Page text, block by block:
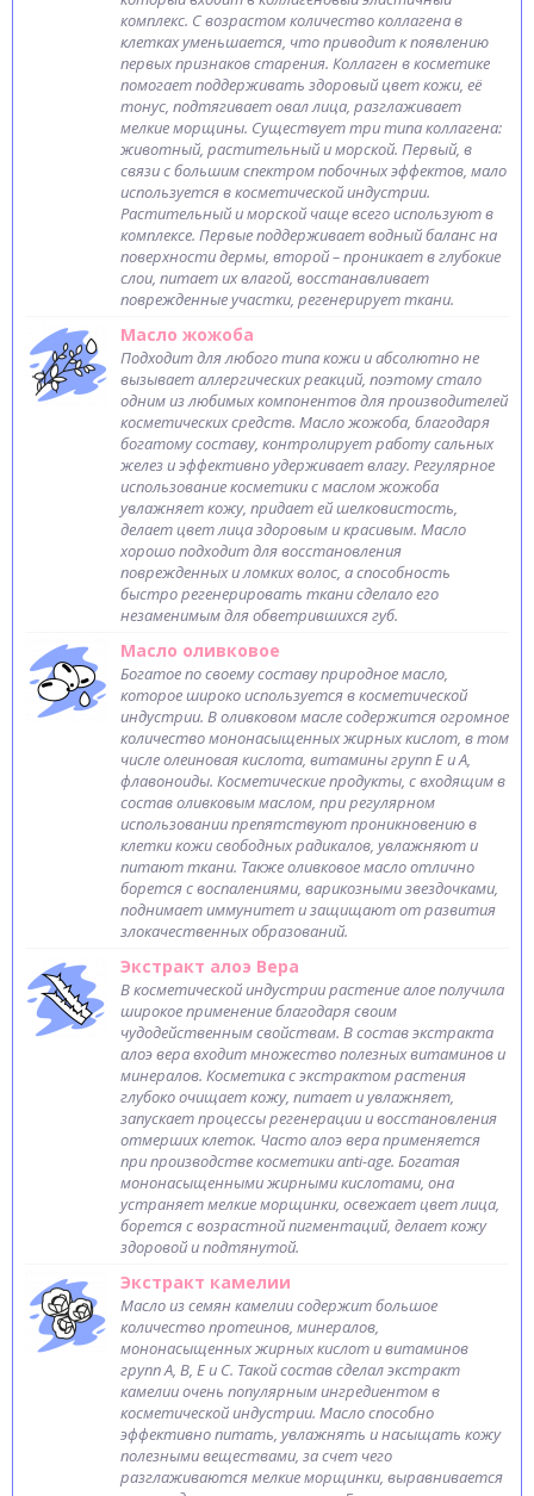
комплекс. С возрастом количество коллагена в
клетках уменьшается, что приводит к появлению
первых признаков старения. Коллаген в косметике
помогает поддерживать здоровый цвет кожи, её
тонус, подтягивает овал лица, разглаживает
мелкие морщины. Существует три типа коллагена:
животный, растительный и морской. Первый, в
связи с большим спектром побочных эффектов, мало
используется в косметической индустрии.
Растительный и морской чаще всего используют в
комплексе. Первые поддерживает водный баланс на
поверхности дермы, второй – проникает в глубокие
слои, питает их влагой, восстанавливает
поврежденные участки, регенерирует ткани.
Масло жожоба
Подходит для любого типа кожи и абсолютно не
вызывает аллергических реакций, поэтому стало
одним из любимых компонентов для производителей
косметических средств. Масло жожоба, благодаря
богатому составу, контролирует работу сальных
желез и эффективно удерживает влагу. Регулярное
использование косметики с маслом жожоба
увлажняет кожу, придает ей шелковистость,
делает цвет лица здоровым и красивым. Масло
хорошо подходит для восстановления
поврежденных и ломких волос, а способность
быстро регенерировать ткани сделало его
незаменимым для обветрившихся губ.
Масло оливковое
Богатое по своему составу природное масло,
которое широко используется в косметической
индустрии. В оливковом масле содержится огромное
количество мононасыщенных жирных кислот, в том
числе олеиновая кислота, витамины групп Е и А,
флавоноиды. Косметические продукты, с входящим в
состав оливковым маслом, при регулярном
использовании препятствуют проникновению в
клетки кожи свободных радикалов, увлажняют и
питают ткани. Также оливковое масло отлично
борется с воспалениями, варикозными звездочками,
поднимает иммунитет и защищают от развития
злокачественных образований.
Экстракт алоэ Вера
В косметической индустрии растение алое получила
широкое применение благодаря своим
чудодейственным свойствам. В состав экстракта
алоэ вера входит множество полезных витаминов и
минералов. Косметика с экстрактом растения
глубоко очищает кожу, питает и увлажняет,
запускает процессы регенерации и восстановления
отмерших клеток. Часто алоэ вера применяется
при производстве косметики anti-age. Богатая
мононасыщенными жирными кислотами, она
устраняет мелкие морщинки, освежает цвет лица,
борется с возрастной пигментаций, делает кожу
здоровой и подтянутой.
Экстракт камелии
Масло из семян камелии содержит большое
количество протеинов, минералов,
мононасыщенных жирных кислот и витаминов
групп A, B, E и С. Такой состав сделал экстракт
камелии очень популярным ингредиентом в
косметической индустрии. Масло способно
эффективно питать, увлажнять и насыщать кожу
полезными веществами, за счет чего
разглаживаются мелкие морщинки, выравнивается